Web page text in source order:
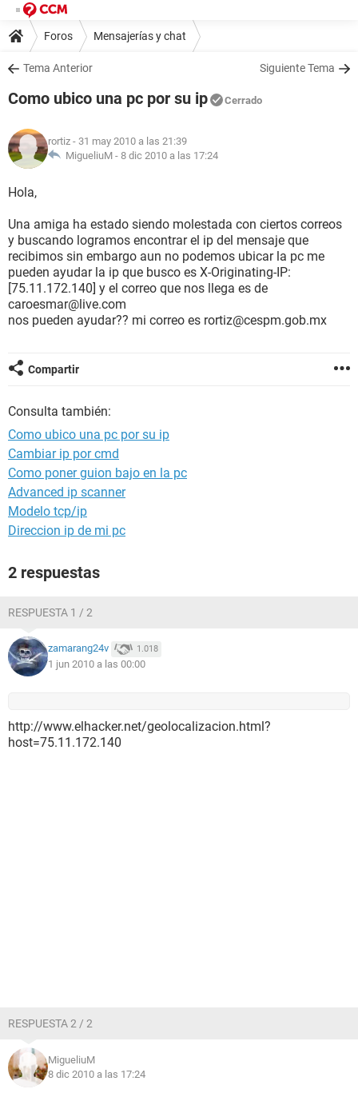
Foros Mensajerías y chat
Tema Anterior Siguiente Tema
Como ubico una pc por su ip Cerrado
rortiz - 31 may 2010 a las 21:39
MigueliuM - 8 dic 2010 a las 17:24
Hola,
Una amiga ha estado siendo molestada con ciertos correos
y buscando logramos encontrar el ip del mensaje que
recibimos sin embargo aun no podemos ubicar la pc me
pueden ayudar la ip que busco es X-Originating-IP:
[75.11.172.140] y el correo que nos llega es de
caroesmar@live.com
nos pueden ayudar?? mi correo es rortiz@cespm.gob.mx
Compartir
Consulta también:
Como ubico una pc por su ip
Cambiar ip por cmd
Como poner guion bajo en la pc
Advanced ip scanner
Modelo tcp/ip
Direccion ip de mi pc
2 respuestas
RESPUESTA 1 / 2
zamarang24v 1.018
1 jun 2010 a las 00:00
http://www.elhacker.net/geolocalizacion.html?
host=75.11.172.140
RESPUESTA 2 / 2
MigueliuM
8 dic 2010 a las 17:24